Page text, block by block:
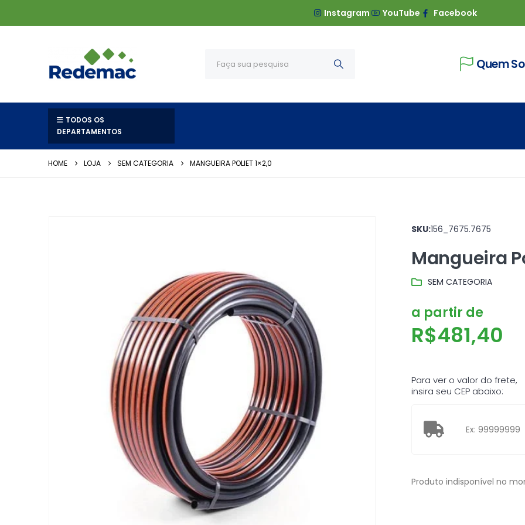
Instagram YouTube Facebook
Quem
TODOS OS
DEPARTAMENTOS
HOME LOJA SEM CATEGORIA MANGUEIRA POLIET 1×2,0
SKU:156_7675.7675
Mangueira
SEM CATEGORIA
a partir de
R$481,40
Para ver o valor do frete,
insira seu CEP abaixo:
Produto indisponível no